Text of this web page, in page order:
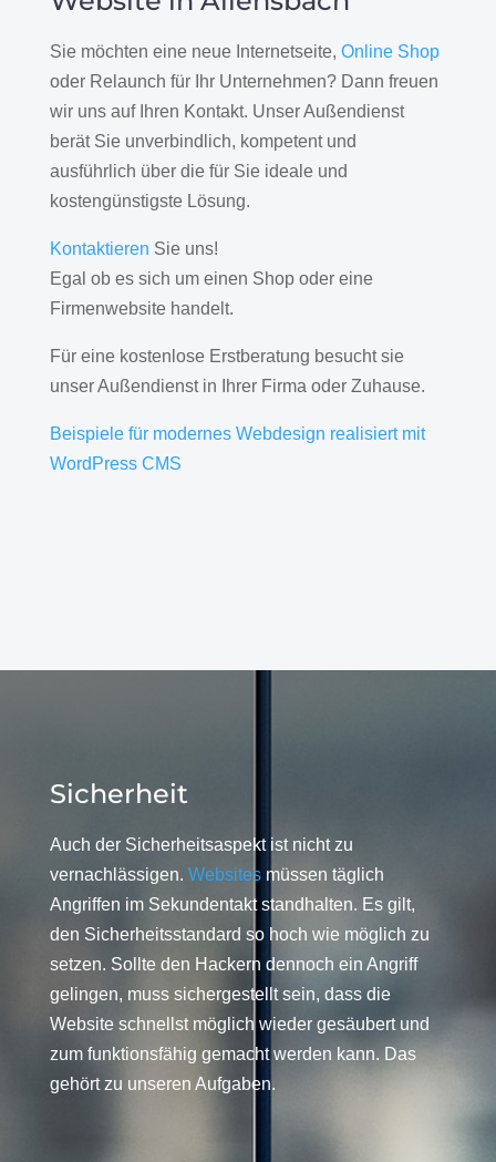
Sie möchten eine neue Internetseite, Online Shop
oder Relaunch für Ihr Unternehmen? Dann freuen
wir uns auf Ihren Kontakt. Unser Außendienst
berät Sie unverbindlich, kompetent und
ausführlich über die für Sie ideale und
kostengünstigste Lösung.
Kontaktieren Sie uns!
Egal ob es sich um einen Shop oder eine
Firmenwebsite handelt.
Für eine kostenlose Erstberatung besucht sie
unser Außendienst in Ihrer Firma oder Zuhause.
Beispiele für modernes Webdesign realisiert mit
WordPress CMS
Sicherheit
Auch der Sicherheitsaspekt ist nicht zu
vernachlässigen. Websitesmüssen täglich
Angriffen im Sekundentakt standhalten. Es gilt,
den Sicherheitsstandard so hoch wie möglich zu
setzen. Sollte den Hackern dennoch ein Angriff
gelingen, muss sichergestellt sein, dass die
Website schnellst möglich wieder gesäubert und
zum funktionsfähig gemacht werden kann. Das
gehört zu unseren Aufgaben.